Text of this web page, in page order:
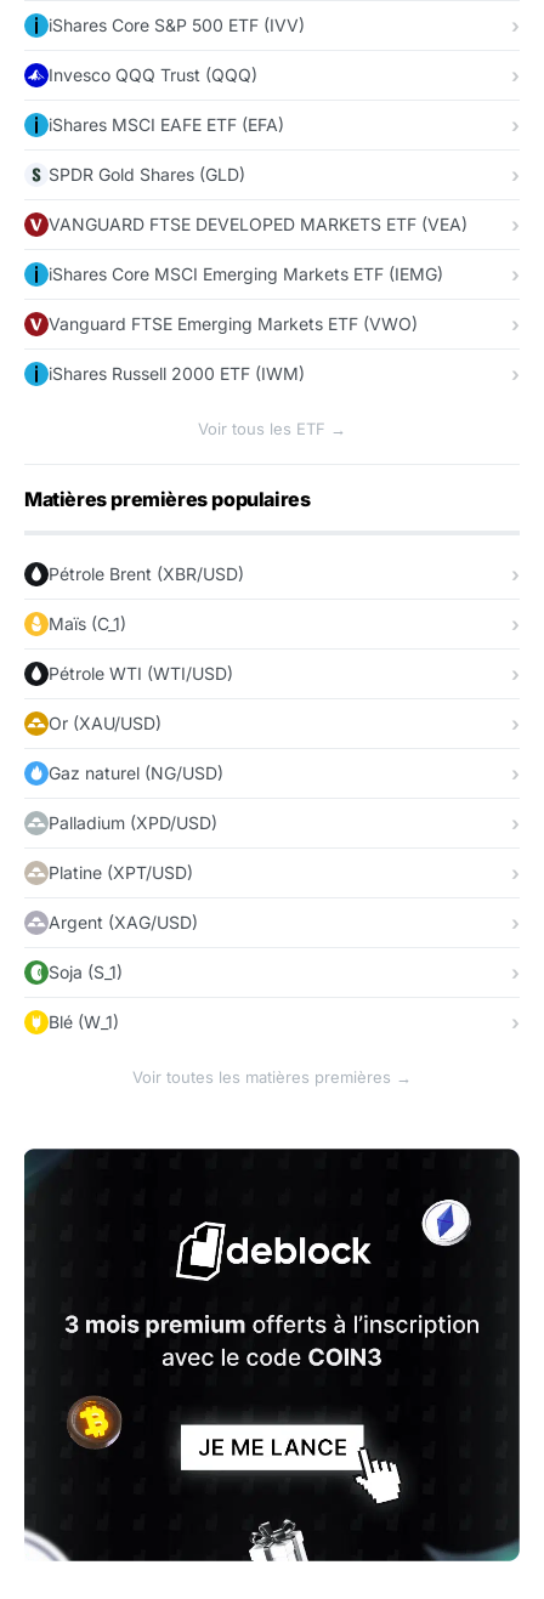
iShares Core S&P 500 ETF (IVV)
Invesco QQQ Trust (QQQ)
iShares MSCI EAFE ETF (EFA)
SPDR Gold Shares (GLD)
VANGUARD FTSE DEVELOPED MARKETS ETF (VEA)
iShares Core MSCI Emerging Markets ETF (IEMG)
Vanguard FTSE Emerging Markets ETF (VWO)
iShares Russell 2000 ETF (IWM)
Voir tous les ETF →
Matières premières populaires
Pétrole Brent (XBR/USD)
Maïs (C_1)
Pétrole WTI (WTI/USD)
Or (XAU/USD)
Gaz naturel (NG/USD)
Palladium (XPD/USD)
Platine (XPT/USD)
Argent (XAG/USD)
Soja (S_1)
Blé (W_1)
Voir toutes les matières premières →